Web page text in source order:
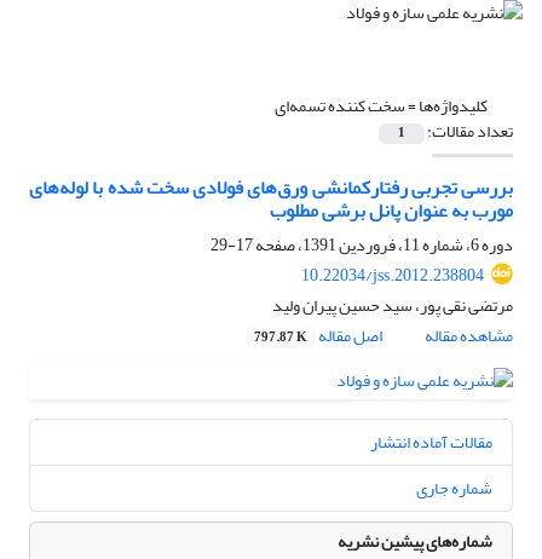
کلیدواژه‌ها =سخت کننده تسمه‌ای
تعداد مقالات: 1
بررسی تجربی رفتارکمانشی ورق‌های فولادی سخت شده با لوله‌های
مورب به عنوان پانل برشی مطلوب
دوره 6، شماره 11، فروردین 1391، صفحه
17-29
10.22034/jss.2012.238804
مرتضی نقی پور، سید حسین پیران ولید
مشاهده مقاله
اصل مقاله 797.87 K
مقالات آماده انتشار
شماره جاری
شماره‌های پیشین نشریه